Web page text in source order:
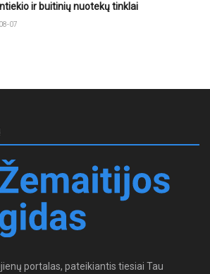
ir buitinių nuotekų tinklai
07
portalas, pateikiantis tiesiai Tau